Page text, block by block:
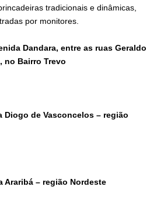
tradicionais e dinâmicas,
por monitores.
Dandara, entre as ruas Geraldo
no Bairro Trevo
Diogo de Vasconcelos – região
Araribá – região Nordeste